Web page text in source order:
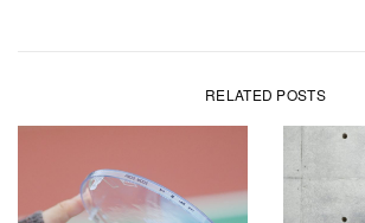
RELATED POSTS